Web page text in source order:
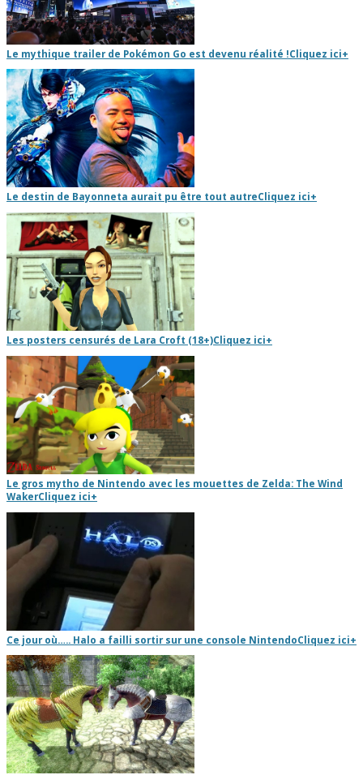
Le mythique trailer de Pokémon Go est devenu réalité !Cliquez ici+
Le destin de Bayonneta aurait pu être tout autreCliquez ici+
Les posters censurés de Lara Croft (18+)Cliquez ici+
Le gros mytho de Nintendo avec les mouettes de Zelda: The Wind
WakerCliquez ici+
Ce jour où….. Halo a failli sortir sur une console NintendoCliquez ici+